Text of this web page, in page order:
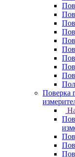
Поверка